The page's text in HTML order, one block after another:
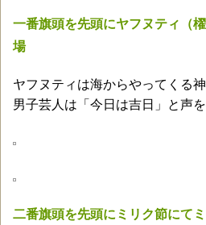
一番旗頭を先頭にヤフヌティ（
場
ヤフヌティは海からやってくる
男子芸人は「今日は吉日」と声
二番旗頭を先頭にミリク節にて